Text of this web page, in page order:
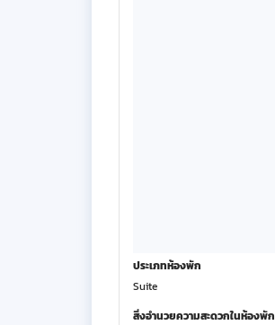
ประเภทห้องพัก
Suite
สิ่งอำนวยความสะดวกในห้องพัก